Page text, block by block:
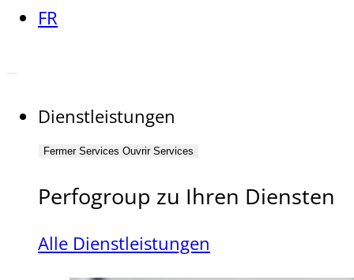
FR
Dienstleistungen
Fermer Services Ouvrir Services
Perfogroup zu Ihren Diensten
Alle Dienstleistungen